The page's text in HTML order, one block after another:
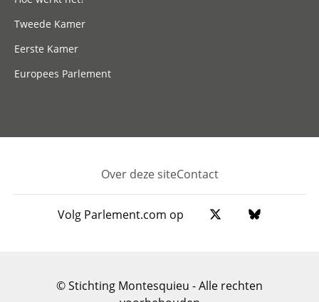
Tweede Kamer
Eerste Kamer
Europees Parlement
Footer
Over deze siteContact
Volg Parlement.com op
© Stichting Montesquieu - Alle rechten